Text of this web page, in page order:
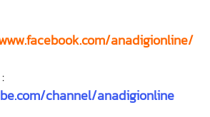
anadigionline/
:
channel/anadigionline